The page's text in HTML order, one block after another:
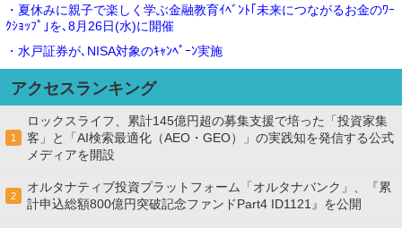
・夏休みに親子で楽しく学ぶ金融教育ｲﾍﾞﾝﾄ｢未来につながるお金のﾜｰ
ｸｼｮｯﾌﾟ｣を､8月26日(水)に開催
・水戸証券が､NISA対象のｷｬﾝﾍﾟｰﾝ実施
アクセスランキング
1
ロックスライフ、累計145億円超の募集支援で培った「投資家集
客」と「AI検索最適化（AEO・GEO）」の実践知を発信する公式
メディアを開設
2
オルタナティブ投資プラットフォーム「オルタナバンク」、『累
計申込総額800億円突破記念ファンドPart4 ID1121』を公開